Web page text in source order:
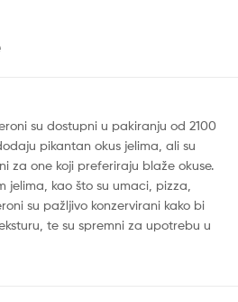
su dostupni u pakiranju od 2100
pikantan okus jelima, ali su
za one koji preferiraju blaže okuse.
jelima, kao što su umaci, pizza,
su pažljivo konzervirani kako bi
te su spremni za upotrebu u